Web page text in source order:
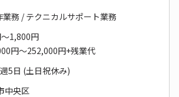
務 / テクニカルサポート業務
1,800円
円～252,000円+残業代
5日 (土日祝休み)
中央区